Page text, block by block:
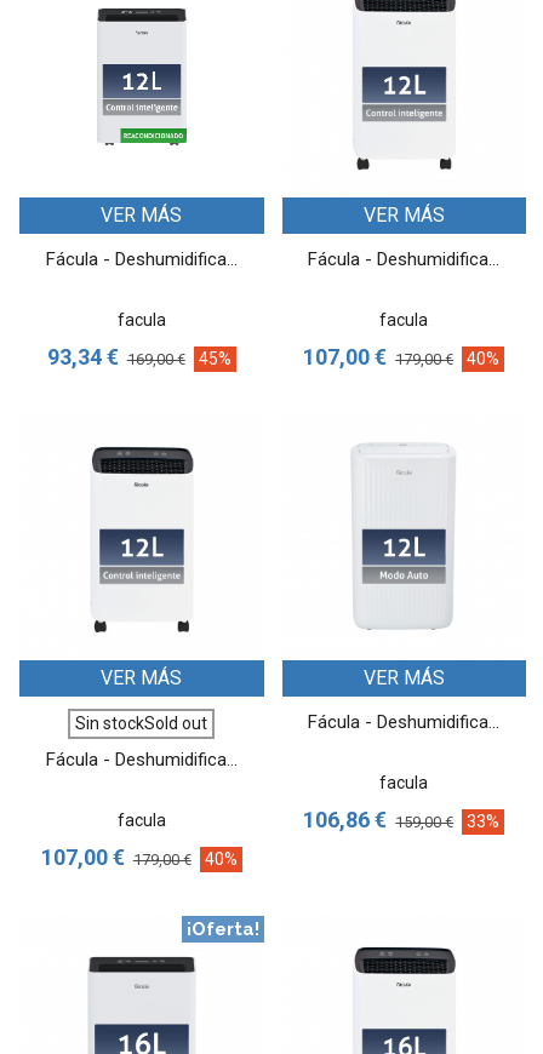
VER MÁS
Fácula - Deshumidifica...
facula
93,34 € 169,00 € 45%
VER MÁS
Fácula - Deshumidifica...
facula
107,00 € 179,00 € 40%
VER MÁS
Sin stockSold out
Fácula - Deshumidifica...
facula
107,00 € 179,00 € 40%
VER MÁS
Fácula - Deshumidifica...
facula
106,86 € 159,00 € 33%
¡Oferta!